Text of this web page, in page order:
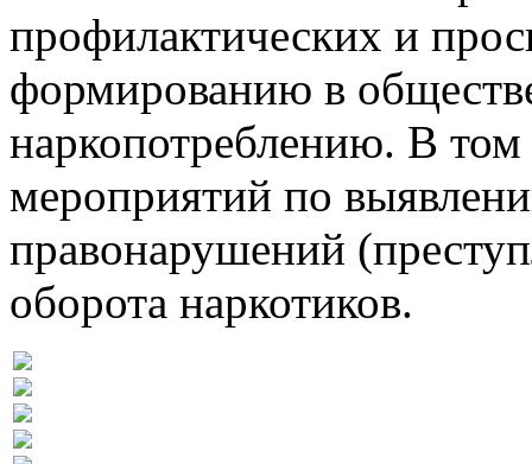
профилактических и
формированию в
наркопотреблению. В
мероприятий по
правонарушений
оборота наркотиков.